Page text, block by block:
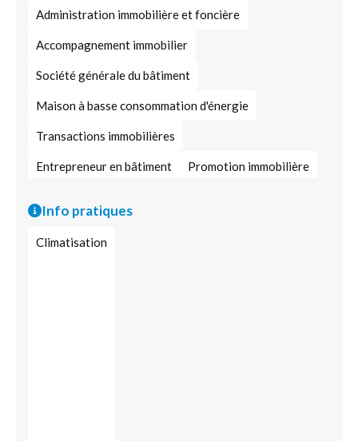
Administration immobilière et foncière
Accompagnement immobilier
Société générale du bâtiment
Maison à basse consommation d'énergie
Transactions immobilières
Entrepreneur en bâtiment Promotion immobilière
Info pratiques
Climatisation